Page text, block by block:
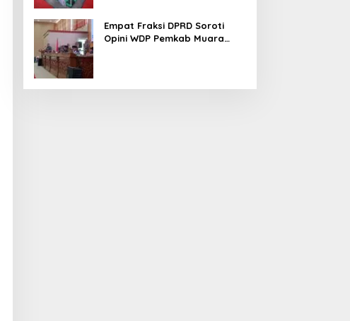
Empat Fraksi DPRD Soroti
Opini WDP Pemkab Muara